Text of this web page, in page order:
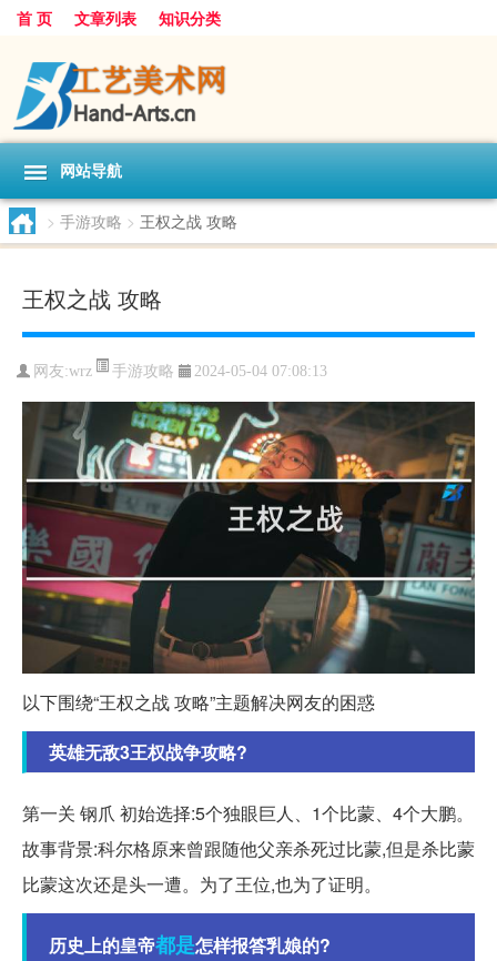
首 页 文章列表 知识分类
网站导航
> 手游攻略 > 王权之战 攻略
王权之战 攻略
网友:wrz 手游攻略 2024-05-04 07:08:13
以下围绕“王权之战 攻略”主题解决网友的困惑
英雄无敌3王权战争攻略?
第一关 钢爪 初始选择:5个独眼巨人、1个比蒙、4个大鹏。
故事背景:科尔格原来曾跟随他父亲杀死过比蒙,但是杀比蒙
比蒙这次还是头一遭。为了王位,也为了证明。
历史上的皇帝都是怎样报答乳娘的?